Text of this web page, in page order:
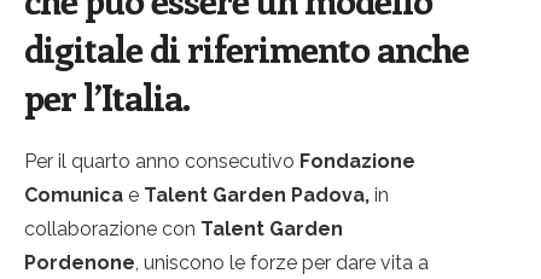
digitale di riferimento anche
per l’Italia.
Per il quarto anno consecutivo Fondazione
Comunica e Talent Garden Padova, in
collaborazione con Talent Garden
Pordenone , uniscono le forze per dare vita a